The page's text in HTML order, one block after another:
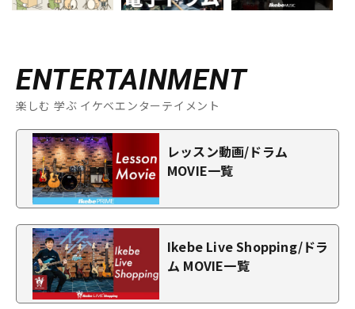
ENTERTAINMENT
楽しむ 学ぶ イケベエンターテイメント
レッスン動画/ドラム
MOVIE一覧
Ikebe Live Shopping/ドラ
ム MOVIE一覧